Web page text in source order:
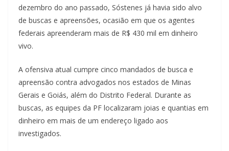
dezembro do ano passado, Sóstenes já havia sido alvo
de buscas e apreensões, ocasião em que os agentes
federais apreenderam mais de R$ 430 mil em dinheiro
vivo.
A ofensiva atual cumpre cinco mandados de busca e
apreensão contra advogados nos estados de Minas
Gerais e Goiás, além do Distrito Federal. Durante as
buscas, as equipes da PF localizaram joias e quantias em
dinheiro em mais de um endereço ligado aos
investigados.